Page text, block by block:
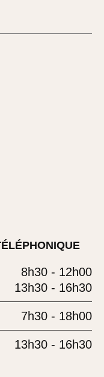
8h30 - 12h00
13h30 - 16h30
7h30 - 18h00
13h30 - 16h30